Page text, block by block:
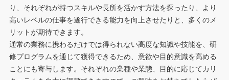
り、それぞれが持つスキルや長所を活かす方法を探ったり、より
高いレベルの仕事を遂行できる能力を向上させたりと、多くのメ
リットが期待できます。
通常の業務に携わるだけでは得られない高度な知識や技能を、研
修プログラムを通じて獲得できるため、意欲や目的意識を高める
ことにも寄与します。それぞれの業種や業態、目的に応じてカリ